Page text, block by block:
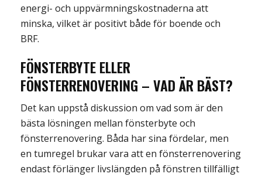
energi- och uppvärmningskostnaderna att
minska, vilket är positivt både för boende och
BRF.
FÖNSTERBYTE ELLER
FÖNSTERRENOVERING – VAD ÄR BÄST?
Det kan uppstå diskussion om vad som är den
bästa lösningen mellan fönsterbyte och
fönsterrenovering. Båda har sina fördelar, men
en tumregel brukar vara att en fönsterrenovering
endast förlänger livslängden på fönstren tillfälligt